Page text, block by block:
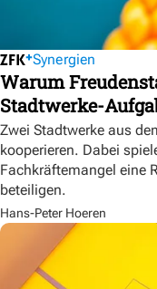
Synergien
Warum
Stadtwerke-
Zwei Stadtwerke aus
kooperieren. Dabei
Fachkräftemangel eine
beteiligen.
Hans-Peter Hoeren